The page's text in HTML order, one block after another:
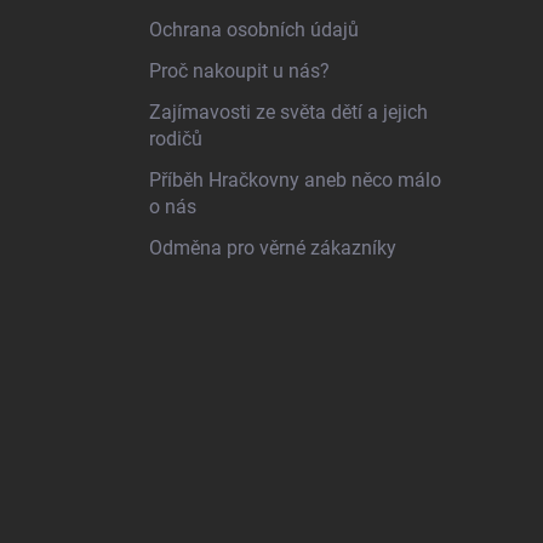
Ochrana osobních údajů
Proč nakoupit u nás?
Zajímavosti ze světa dětí a jejich
rodičů
Příběh Hračkovny aneb něco málo
o nás
Odměna pro věrné zákazníky